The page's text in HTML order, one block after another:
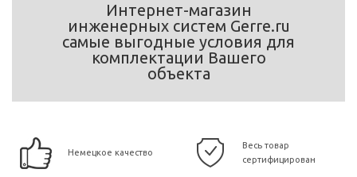
Интернет-магазин
инженерных систем Gerre.ru
самые выгодные условия для
комплектации Вашего
объекта
Немецкое качество
Весь товар
сертифицирован